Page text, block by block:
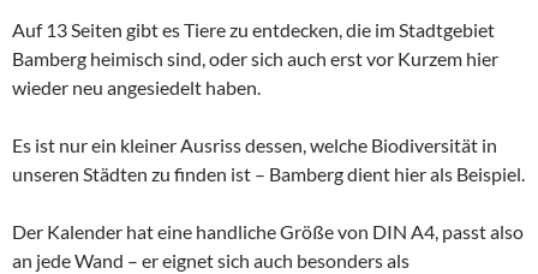
Auf 13 Seiten gibt es Tiere zu entdecken, die im Stadtgebiet
Bamberg heimisch sind, oder sich auch erst vor Kurzem hier
wieder neu angesiedelt haben.
Es ist nur ein kleiner Ausriss dessen, welche Biodiversität in
unseren Städten zu finden ist – Bamberg dient hier als Beispiel.
Der Kalender hat eine handliche Größe von DIN A4, passt also
an jede Wand – er eignet sich auch besonders als